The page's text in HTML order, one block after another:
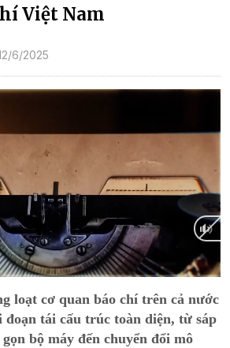
Việt Nam
6/2025
loạt cơ quan báo chí trên cả nước
đoạn tái cấu trúc toàn diện, từ sáp
bộ máy đến chuyển đổi mô